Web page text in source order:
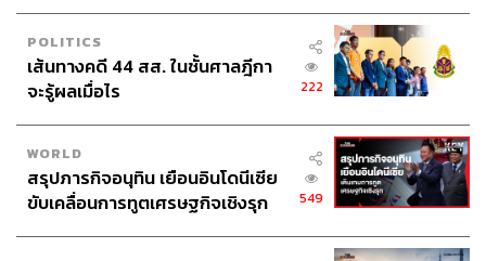
POLITICS
เส้นทางคดี 44 สส. ในชั้นศาลฎีกา
จะรู้ผลเมื่อไร
222
WORLD
สรุปภารกิจอนุทิน เยือนอินโดนีเซีย
ขับเคลื่อนการทูตเศรษฐกิจเชิงรุก
549